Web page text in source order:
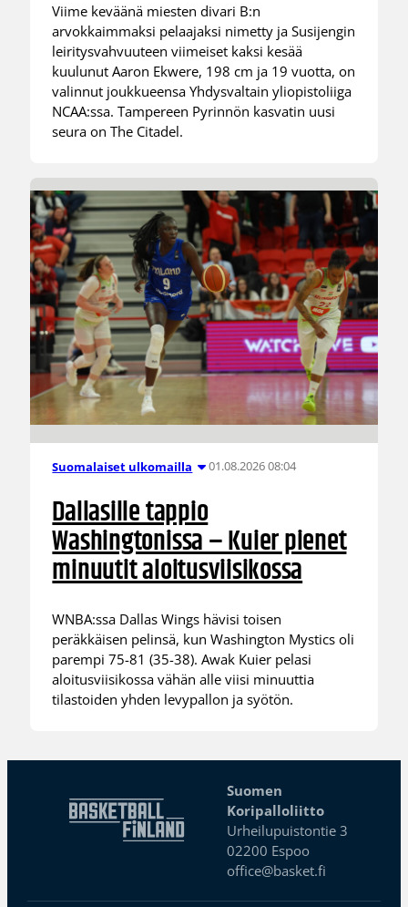
Viime keväänä miesten divari B:n
arvokkaimmaksi pelaajaksi nimetty ja Susijengin
leiritysvahvuuteen viimeiset kaksi kesää
kuulunut Aaron Ekwere, 198 cm ja 19 vuotta, on
valinnut joukkueensa Yhdysvaltain yliopistoliiga
NCAA:ssa. Tampereen Pyrinnön kasvatin uusi
seura on The Citadel.
Suomalaiset ulkomailla 01.08.2026 08:04
Dallasille tappio
Washingtonissa – Kuier pienet
minuutit aloitusviisikossa
WNBA:ssa Dallas Wings hävisi toisen
peräkkäisen pelinsä, kun Washington Mystics oli
parempi 75-81 (35-38). Awak Kuier pelasi
aloitusviisikossa vähän alle viisi minuuttia
tilastoiden yhden levypallon ja syötön.
Suomen
Koripalloliitto
Urheilupuistontie 3
02200 Espoo
office@basket.fi